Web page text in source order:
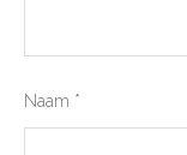
Naam *